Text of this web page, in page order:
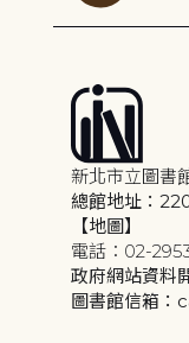
新北市立圖書
總館地址：
【地圖】
電話：02-
政府網站資料
圖書館信箱